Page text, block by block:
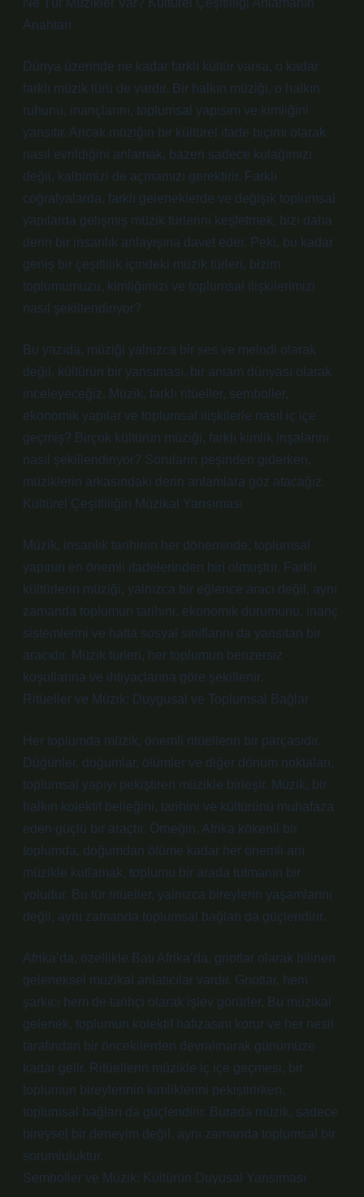
Ne Tür Müzikler Var? Kültürel Çeşitliliği Anlamanın
Anahtarı
Dünya üzerinde ne kadar farklı kültür varsa, o kadar
farklı müzik türü de vardır. Bir halkın müziği, o halkın
ruhunu, inançlarını, toplumsal yapısını ve kimliğini
yansıtır. Ancak müziğin bir kültürel ifade biçimi olarak
nasıl evrildiğini anlamak, bazen sadece kulağımızı
değil, kalbimizi de açmamızı gerektirir. Farklı
coğrafyalarda, farklı geleneklerde ve değişik toplumsal
yapılarda gelişmiş müzik türlerini keşfetmek, bizi daha
derin bir insanlık anlayışına davet eder. Peki, bu kadar
geniş bir çeşitlilik içindeki müzik türleri, bizim
toplumumuzu, kimliğimizi ve toplumsal ilişkilerimizi
nasıl şekillendiriyor?
Bu yazıda, müziği yalnızca bir ses ve melodi olarak
değil, kültürün bir yansıması, bir anlam dünyası olarak
inceleyeceğiz. Müzik, farklı ritüeller, semboller,
ekonomik yapılar ve toplumsal ilişkilerle nasıl iç içe
geçmiş? Birçok kültürün müziği, farklı kimlik inşalarını
nasıl şekillendiriyor? Soruların peşinden giderken,
müziklerin arkasındaki derin anlamlara göz atacağız.
Kültürel Çeşitliliğin Müzikal Yansıması
Müzik, insanlık tarihinin her döneminde, toplumsal
yapının en önemli ifadelerinden biri olmuştur. Farklı
kültürlerin müziği, yalnızca bir eğlence aracı değil, aynı
zamanda toplumun tarihini, ekonomik durumunu, inanç
sistemlerini ve hatta sosyal sınıflarını da yansıtan bir
aracıdır. Müzik türleri, her toplumun benzersiz
koşullarına ve ihtiyaçlarına göre şekillenir.
Ritüeller ve Müzik: Duygusal ve Toplumsal Bağlar
Her toplumda müzik, önemli ritüellerin bir parçasıdır.
Düğünler, doğumlar, ölümler ve diğer dönüm noktaları,
toplumsal yapıyı pekiştiren müzikle birleşir. Müzik, bir
halkın kolektif belleğini, tarihini ve kültürünü muhafaza
eden güçlü bir araçtır. Örneğin, Afrika kökenli bir
toplumda, doğumdan ölüme kadar her önemli anı
müzikle kutlamak, toplumu bir arada tutmanın bir
yoludur. Bu tür ritüeller, yalnızca bireylerin yaşamlarını
değil, aynı zamanda toplumsal bağları da güçlendirir.
Afrika’da, özellikle Batı Afrika’da, griotlar olarak bilinen
geleneksel müzikal anlatıcılar vardır. Griotlar, hem
şarkıcı hem de tarihçi olarak işlev görürler. Bu müzikal
gelenek, toplumun kolektif hafızasını korur ve her nesil
tarafından bir öncekilerden devralınarak günümüze
kadar gelir. Ritüellerin müzikle iç içe geçmesi, bir
toplumun bireylerinin kimliklerini pekiştirirken,
toplumsal bağları da güçlendirir. Burada müzik, sadece
bireysel bir deneyim değil, aynı zamanda toplumsal bir
sorumluluktur.
Semboller ve Müzik: Kültürün Duyusal Yansıması